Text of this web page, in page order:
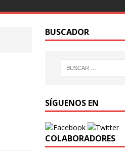
BUSCADOR
SÍGUENOS EN
COLABORADORES